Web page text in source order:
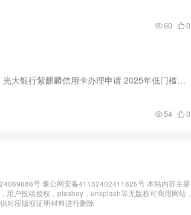
60 0
如果你也想要持有合适的信用卡，可以去看看这里》 低门槛的车主权益信用卡：光大银行紫麒麟信用卡办理申请 2025年低门槛的车主权益信用卡：光大银行紫麒麟信用卡办理申请 这是朋友圈里真实的案...
54 0
号 豫公网安备41132402411825号本站内容主要
用户投稿授权，pixabay，unsplash等无版权可商用网站，
对应版权证明材料进行删除